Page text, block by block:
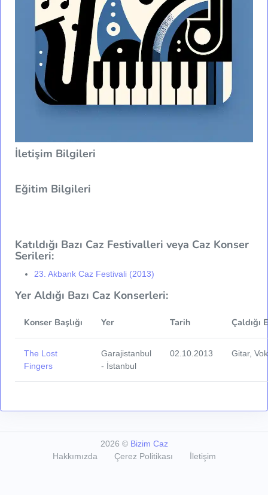
İletişim Bilgileri
Eğitim Bilgileri
Katıldığı Bazı Caz Festivalleri veya Caz Konser
Serileri:
23. Akbank Caz Festivali (2013)
Yer Aldığı Bazı Caz Konserleri:
Konser Başlığı Yer Tarih Çaldığı
The Lost
Fingers
Garajistanbul
- İstanbul
02.10.2013 Gitar,
2026 © Bizim Caz
Hakkımızda
Çerez Politikası İletişim